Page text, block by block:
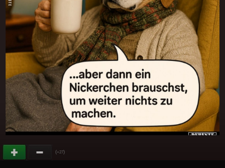
(+27)